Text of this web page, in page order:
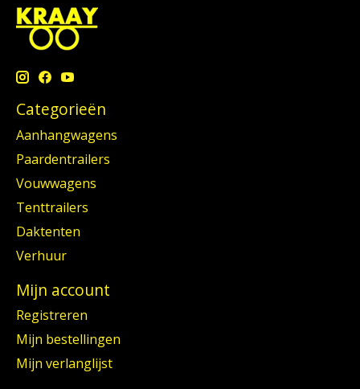
Categorieën
Aanhangwagens
Paardentrailers
Vouwwagens
Tenttrailers
Daktenten
Verhuur
Mijn account
Registreren
Mijn bestellingen
Mijn verlanglijst